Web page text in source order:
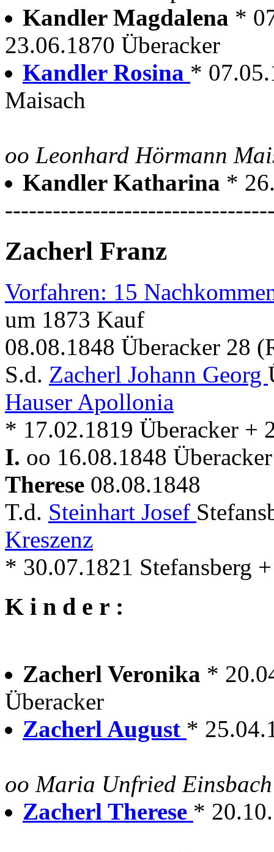
Kandler Magdalena *
23.06.1870 Überacker
Kandler Rosina *
Maisach
oo Leonhard Hörmann
Kandler Katharina *
Zacherl Franz
Vorfahren: 15
um 1873 Kauf
08.08.1848 Überacker 28
S.d. Zacherl Johann Georg
Hauser Apollonia
* 17.02.1819 Überacker +
I. oo 16.08.1848
Therese 08.08.1848
T.d. Steinhart Josef
Kreszenz
* 30.07.1821 Stefansberg
K i n d e r :
Zacherl Veronika *
Überacker
Zacherl August *
oo Maria Unfried Einsbach
Zacherl Therese *